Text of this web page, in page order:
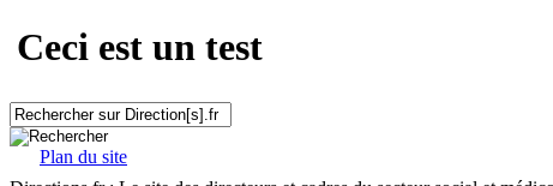
Ceci est un test
Plan du site